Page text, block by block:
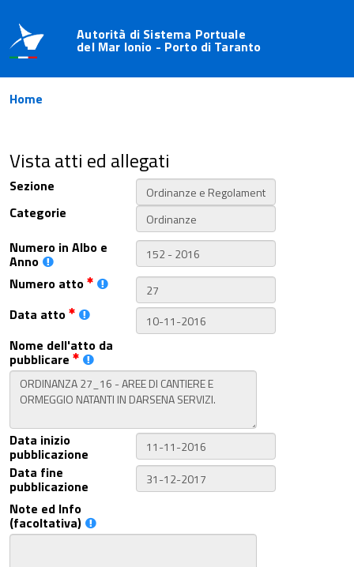
Autorità di Sistema Portuale
del Mar Ionio - Porto di Taranto
Home
Vista atti ed allegati
Sezione
Categorie
Numero in Albo e
Anno
Numero atto
Data atto
Nome dell'atto da
pubblicare
Data inizio
pubblicazione
Data fine
pubblicazione
Note ed Info
(facoltativa)